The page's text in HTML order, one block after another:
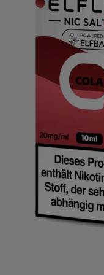
ELFLIQ - Nikotinsalz
Ihren
Geschmack von